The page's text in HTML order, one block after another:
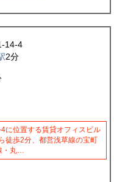
14-4
2分
に位置する賃貸オフィスビル
徒歩2分、都営浅草線の宝町
・丸…